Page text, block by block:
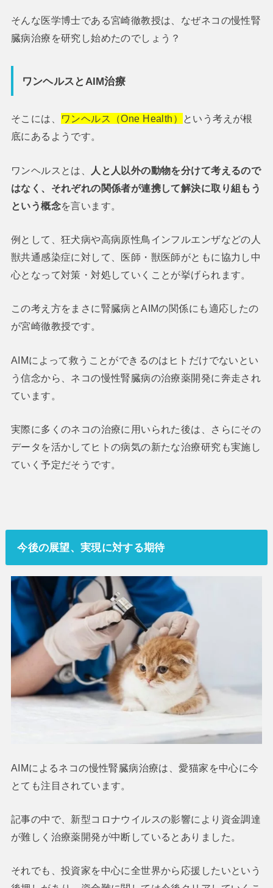
そんな医学博士である宮崎徹教授は、なぜネコの慢性腎
臓病治療を研究し始めたのでしょう？
ワンヘルスとAIM治療
そこには、 ワンヘルス（One Health）
という考えが根
底にあるようです。
ワンヘルスとは、
人と人以外の動物を分けて考えるので
はなく、それぞれの関係者が連携して解決に取り組もう
という概念を言います。
例として、狂犬病や高病原性鳥インフルエンザなどの人
獣共通感染症に対して、医師・獣医師がともに協力し中
心となって対策・対処していくことが挙げられます。
この考え方をまさに腎臓病とAIMの関係にも適応したの
が宮崎徹教授です。
AIMによって救うことができるのはヒトだけでないとい
う信念から、ネコの慢性腎臓病の治療薬開発に奔走され
ています。
実際に多くのネコの治療に用いられた後は、さらにその
データを活かしてヒトの病気の新たな治療研究も実施し
ていく予定だそうです。
今後の展望、実現に対する期待
AIMによるネコの慢性腎臓病治療は、愛猫家を中心に今
とても注目されています。
記事の中で、新型コロナウイルスの影響により資金調達
が難しく治療薬開発が中断しているとありました。
それでも、投資家を中心に全世界から応援したいという